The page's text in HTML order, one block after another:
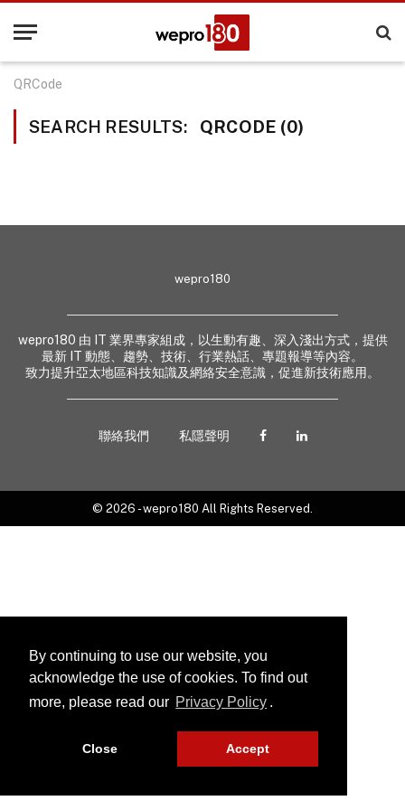
By continuing to use our website, you
acknowledge the use of cookies. To find out
more, please read our Privacy Policy .
Close Accept
QRCode
SEARCH RESULTS: QRCODE (0)
wepro180
wepro180 由 IT 業界專家組成，以生動有趣、深入淺出方式，提供
最新 IT 動態、趨勢、技術、行業熱話、專題報導等內容。
致力提升亞太地區科技知識及網絡安全意識，促進新技術應用。
聯絡我們 私隱聲明
© 2026 - wepro180 All Rights Reserved.